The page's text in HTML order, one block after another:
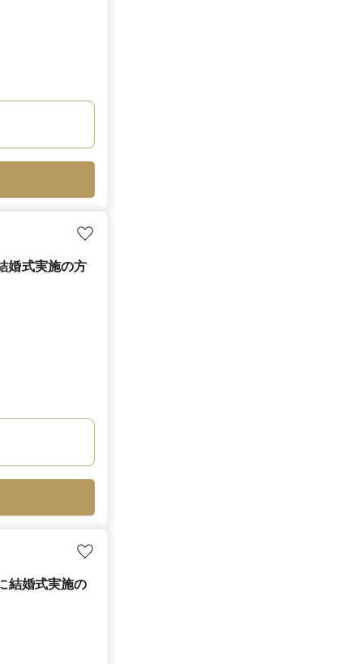
婚式実施の方
結婚式実施の